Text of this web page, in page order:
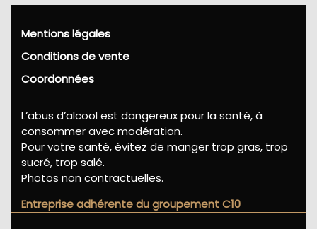
Mentions légales
Conditions de vente
Coordonnées
L’abus d’alcool est dangereux pour la santé, à
consommer avec modération.
Pour votre santé, évitez de manger trop gras, trop
sucré, trop salé.
Photos non contractuelles.
Entreprise adhérente du groupement C10